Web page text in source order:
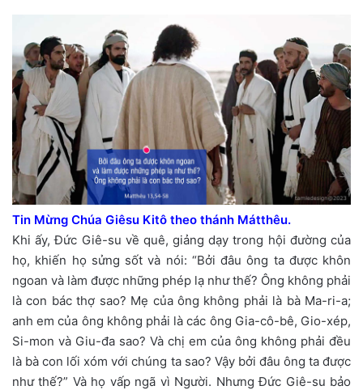
Tin Mừng Chúa Giêsu Kitô theo thánh Mátthêu.
Khi ấy, Đức Giê-su về quê, giảng dạy trong hội đường của
họ, khiến họ sửng sốt và nói: “Bởi đâu ông ta được khôn
ngoan và làm được những phép lạ như thế? Ông không phải
là con bác thợ sao? Mẹ của ông không phải là bà Ma-ri-a;
anh em của ông không phải là các ông Gia-cô-bê, Gio-xép,
Si-mon và Giu-đa sao? Và chị em của ông không phải đều
là bà con lối xóm với chúng ta sao? Vậy bởi đâu ông ta được
như thế?” Và họ vấp ngã vì Người. Nhưng Đức Giê-su bảo